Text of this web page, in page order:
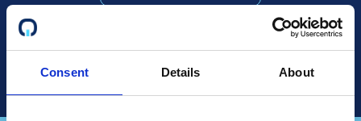
Consent Details About
Поговоріть з відділом продажів